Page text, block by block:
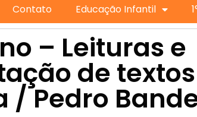
Contato Educação Infantil
– Leituras e
de
/ Pedro